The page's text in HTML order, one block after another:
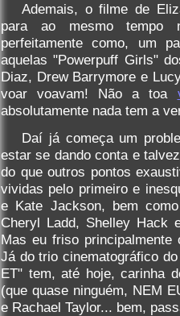
Ademais, o filme de
para ao mesmo tempo
perfeitamente como, um
aquelas "Powerpuff Girls"
Diaz, Drew Barrymore e
voar voavam! Não a toa
absolutamente nada tem a
Daí já começa um
estar se dando conta e
do que outros pontos
vividas pelo primeiro e
e Kate Jackson, bem
Cheryl Ladd, Shelley Hack
Mas eu friso principalmente
Já do trio cinematográfico
ET" tem, até hoje, carinha
(que quase ninguém, NEM
e Rachael Taylor... bem,